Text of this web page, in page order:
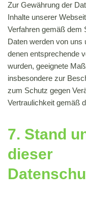
Zur Gewährung der
Inhalte unserer
Verfahren gemäß dem
Daten werden von uns
denen entsprechende
wurden, geeignete
insbesondere zur
zum Schutz gegen
Vertraulichkeit gemäß
7. Stand
dieser